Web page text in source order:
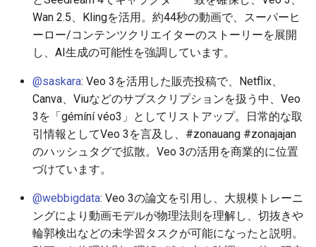
2026-06-13
2026-06-11
2026-06-10
2026-06-08
2026-06-07
2025-11-28
2025-11-26
2025-11-25
2025-11-23
2025-11-22
2026-06-13
2026-06-11
2026-06-10
2026-06-08
2026-06-07
2025-11-28
2025-11-26
2025-11-25
2025-11-23
2025-11-22
2026-06-10
2026-06-08
2026-06-07
2026-06-05
2026-06-04
2025-11-28
2025-11-26
2025-11-25
2025-11-23
2025-11-22
2026-06-11
2026-06-09
2026-06-07
2026-06-06
2026-06-05
2026-06-04
2026-06-13
2026-06-11
2026-06-10
2026-06-08
2026-06-07
2026-06-07
2026-06-05
2026-06-04
2026-06-02
2026-06-01
Wan 2.5、Klingを活用。約44秒の動画で、スーパーヒ
ーロー/コンテンツクリエイターのストーリーを展開
し、AI生成の可能性を強調しています。
@saskara: Veo 3を活用した販売投稿で、Netflix、
Canva、Viuなどのサブスクリプションを扱う中、Veo
3を「gémíní véo3」としてリストアップ。日常的な取
引情報としてVeo 3を言及し、#zonauang #zonajajan
のハッシュタグで拡散。Veo 3の活用を商業的に位置
づけています。
@webbigdata: Veo 3の論文を引用し、大規模トレーニ
ングにより動画モデルが物理法則を理解し、切抜きや
輪郭検出などの未学習タスクが可能になったと説明。